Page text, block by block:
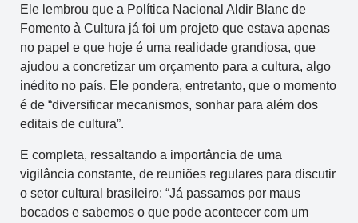
Ele lembrou que a Política Nacional Aldir Blanc de
Fomento à Cultura já foi um projeto que estava apenas
no papel e que hoje é uma realidade grandiosa, que
ajudou a concretizar um orçamento para a cultura, algo
inédito no país. Ele pondera, entretanto, que o momento
é de “diversificar mecanismos, sonhar para além dos
editais de cultura”.
E completa, ressaltando a importância de uma
vigilância constante, de reuniões regulares para discutir
o setor cultural brasileiro: “Já passamos por maus
bocados e sabemos o que pode acontecer com um